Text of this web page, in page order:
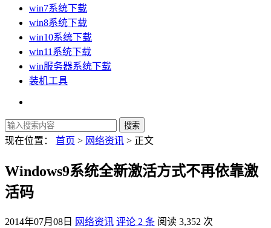
win7系统下载
win8系统下载
win10系统下载
win11系统下载
win服务器系统下载
装机工具
现在位置： 首页 > 网络资讯 > 正文
Windows9系统全新激活方式不再依靠激
活码
2014年07月08日 网络资讯 评论 2 条 阅读 3,352 次